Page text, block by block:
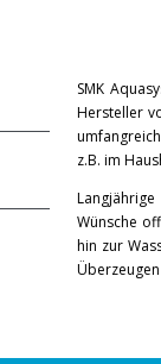
SMK
Hersteller
z.B. im
Wünsche
hin zur